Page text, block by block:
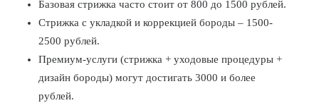
Базовая стрижка часто стоит от 800 до 1500 рублей.
Стрижка с укладкой и коррекцией бороды – 1500-
2500 рублей.
Премиум-услуги (стрижка + уходовые процедуры +
дизайн бороды) могут достигать 3000 и более
рублей.